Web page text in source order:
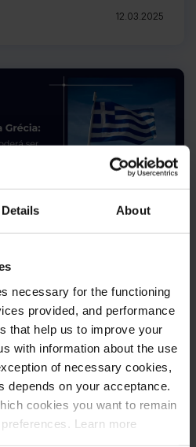
Details About
necessary for the functioning
provided, and performance
that help us to improve your
with information about the use
of necessary cookies,
depends on your acceptance.
cookies you want to remain
Learn more
12.03.2025
na Grécia:
B2B
a fatura eletrónica
(Business-to-Government)
se a introdução de uma